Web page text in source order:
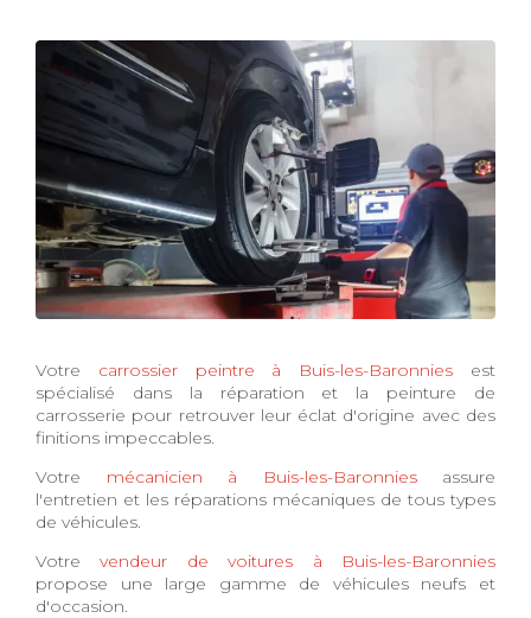
Votre carrossier peintre à Buis-les-Baronnies est
spécialisé dans la réparation et la peinture de
carrosserie pour retrouver leur éclat d'origine avec des
finitions impeccables.
Votre mécanicien à Buis-les-Baronniesassure
l'entretien et les réparations mécaniques de tous types
de véhicules.
Votrevendeur de voitures à Buis-les-Baronnies
propose une large gamme de véhicules neufs et
d'occasion.